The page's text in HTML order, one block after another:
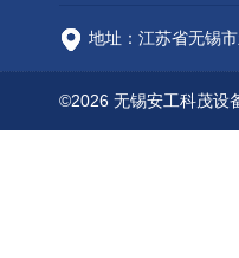
地址：江苏省无锡
©2026 无锡安工科茂设